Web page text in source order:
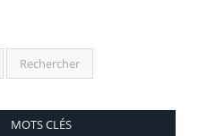
MOTS CLÉS